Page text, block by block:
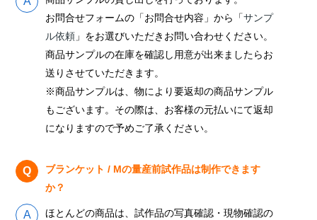
お問合せフォームの「お問合せ内容」から「サンプ
ル依頼 」をお選びいただきお問い合わせください。
商品サンプルの在庫を確認し用意が出来ましたらお
送りさせていただきます。
※商品サンプルは、物により要返却の商品サンプル
もございます。その際は、お客様の元払いにて返却
になりますので予めご了承ください。
ブランケット / Mの量産前試作品は制作できます
か？
ほとんどの商品は、試作品の写真確認・現物確認の